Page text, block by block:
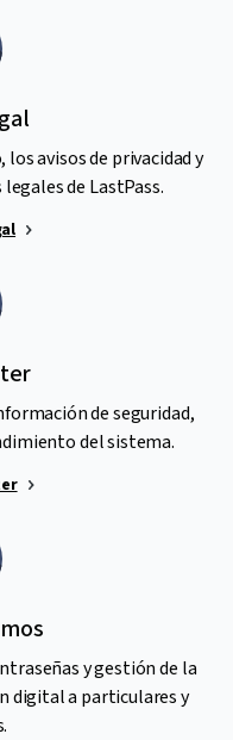
avisos de privacidad y
de LastPass.
de seguridad,
del sistema.
y gestión de la
digital a particulares y